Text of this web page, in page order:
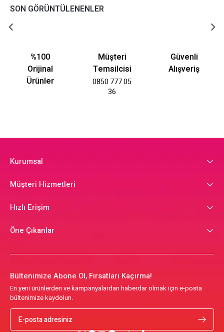
SON GÖRÜNTÜLENENLER
%100
Orijinal
Ürünler
Müşteri
Temsilcisi
0850 777 05
36
Güvenli
Alışveriş
Kurumsal
Müşteri Hizmetleri
Hızlı Erişim
Öne Çıkanlar
Bültenimize Abone Ol, Fırsatları Kaçırma!
En yeni ürünlerden ve kampanyalardan haberdar olmak için e-posta
bültenimize kaydolun.